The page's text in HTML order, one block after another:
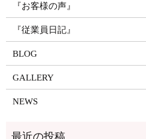
『お客様の声』
『従業員日記』
BLOG
GALLERY
NEWS